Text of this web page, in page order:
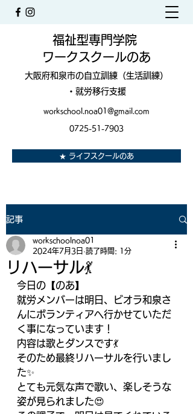
福祉型専門学院
ワークスクールのあ
大阪府和泉市の自立訓練（生活訓練）
・就労移行支援
workschool.noa01@gmail.com
0725-51-7903
★ ライフスクールのあ
記事
リハーサル💃
workschoolnoa01
2024年7月3日 読了時間: 1分
今日の【のあ】
就労メンバーは明日、ビオラ和泉さ
んにボランティアへ行かせていただ
く事になっています！
内容は歌とダンスです💃
そのため最終リハーサルを行いまし
た✨
とても元気な声で歌い、楽しそうな
姿が見られました😍